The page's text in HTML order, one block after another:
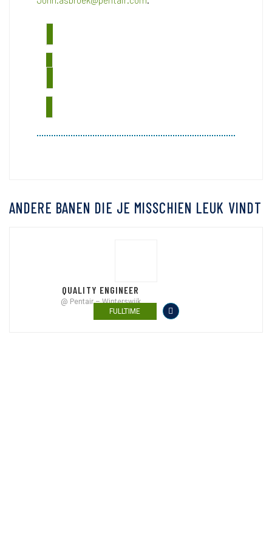
ANDERE BANEN DIE JE MISSCHIEN LEUK VINDT
QUALITY ENGINEER
@ Pentair – Winterswijk
FULLTIME